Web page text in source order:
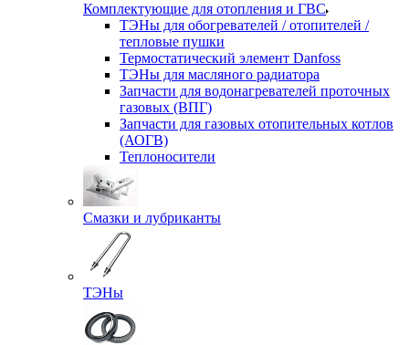
Комплектующие для отопления и ГВС
ТЭНы для обогревателей / отопителей /
тепловые пушки
Термостатический элемент Danfoss
ТЭНы для масляного радиатора
Запчасти для водонагревателей проточных
газовых (ВПГ)
Запчасти для газовых отопительных котлов
(АОГВ)
Теплоносители
Смазки и лубриканты
ТЭНы